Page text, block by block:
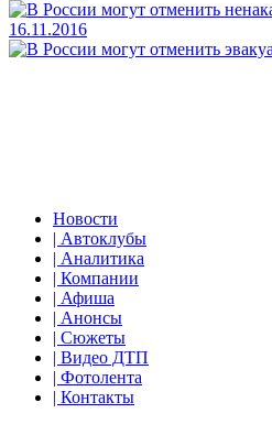
16.11.2016
Новости
| Автоклубы
| Аналитика
| Компании
| Афиша
| Анонсы
| Сюжеты
| Видео ДТП
| Фотолента
| Контакты